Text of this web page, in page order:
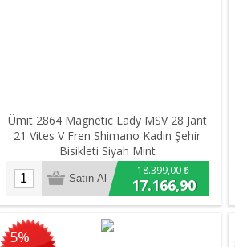
Ümit 2864 Magnetic Lady MSV 28 Jant
21 Vites V Fren Shimano Kadın Şehir
Bisikleti Siyah Mint
18.399,00 ₺
17.166,90
₺
5%